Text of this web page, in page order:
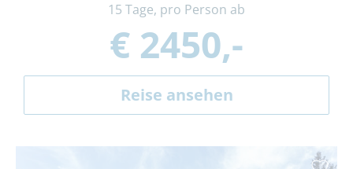
15 Tage, pro Person ab
€ 2450,-
Reise ansehen